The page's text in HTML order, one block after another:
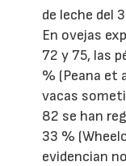
de leche del
En ovejas
72 y 75, las
% (Peana et
vacas
82 se han
33 %
evidencian